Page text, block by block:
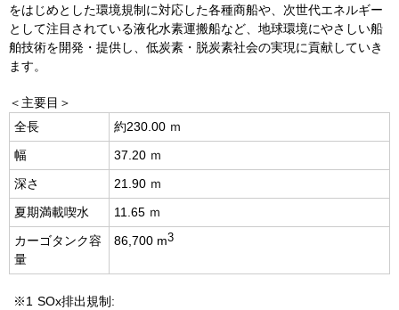
をはじめとした環境規制に対応した各種商船や、次世代エネルギー
として注目されている液化水素運搬船など、地球環境にやさしい船
舶技術を開発・提供し、低炭素・脱炭素社会の実現に貢献していき
ます。
＜主要目＞
全長
約230.00 ｍ
幅
37.20 ｍ
深さ
21.90 ｍ
夏期満載喫水
11.65 ｍ
カーゴタンク容
量
86,700 m3
※1 SOx排出規制 :